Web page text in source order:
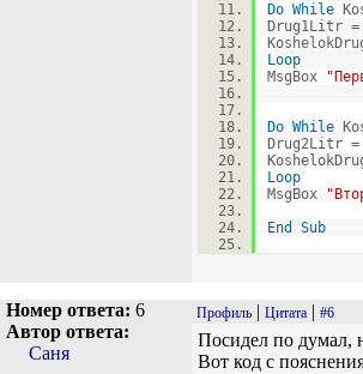
Do While
Drug1Litr
Loop
MsgBox
Do While
Drug2Litr
Loop
MsgBox
End
Sub
Номер ответа: 6
Автор ответа:
Саня
Профиль | Цитата | #6
Посидел по думал,
Вот код с